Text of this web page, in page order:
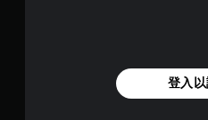
登入